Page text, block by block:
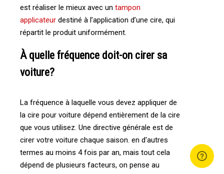
est réaliser le mieux avec un tampon
applicateur destiné à l’application d’une cire, qui
répartit le produit uniformément.
À quelle fréquence doit-on cirer sa
voiture?
La fréquence à laquelle vous devez appliquer de
la cire pour voiture dépend entièrement de la cire
que vous utilisez. Une directive générale est de
cirer votre voiture chaque saison. en d'autres
termes au moins 4 fois par an, mais tout cela
dépend de plusieurs facteurs, on pense au